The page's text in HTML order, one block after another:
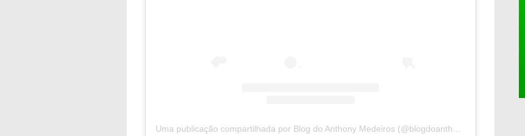
Uma publicação compartilhada por Blog do Anthony Medeiros (@blogdoanthonymedeiros)